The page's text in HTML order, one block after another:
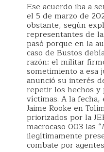
Ese acuerdo iba a
el 5 de marzo de
obstante, según
representantes de
pasó porque en la
caso de Bustos
razón: el militar
sometimiento a esa
anunció su interés
repetir los hechos y
víctimas. A la fecha,
Jaime Rooke en
priorizados por la
macrocaso 003 las
ilegítimamente
combate por